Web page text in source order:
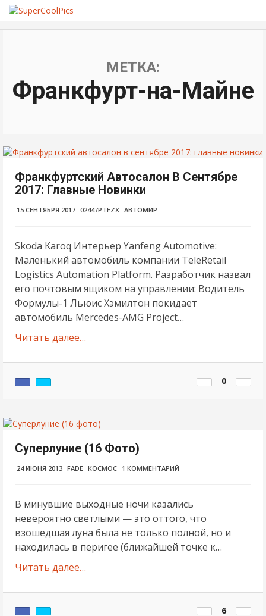
МЕТКА:
Франкфурт-на-Майне
Франкфуртский Автосалон В Сентябре
2017: Главные Новинки
15 СЕНТЯБРЯ 2017 02447PTEZX АВТОМИР
Skoda Karoq Интерьер Yanfeng Automotive:
Маленький автомобиль компании TeleRetail
Logistics Automation Platform. Разработчик назвал
его почтовым ящиком на управлении: Водитель
Формулы-1 Льюис Хэмилтон покидает
автомобиль Mercedes-AMG Project…
Читать далее…
0
Суперлуние (16 Фото)
24 ИЮНЯ 2013 FADE КОСМОС 1 КОММЕНТАРИЙ
В минувшие выходные ночи казались
невероятно светлыми — это оттого, что
взошедшая луна была не только полной, но и
находилась в перигее (ближайшей точке к…
Читать далее…
6